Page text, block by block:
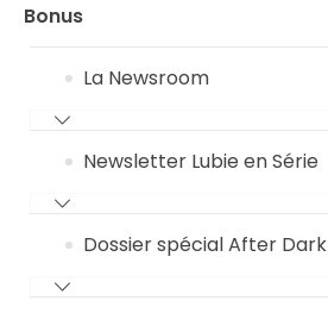
Bonus
La Newsroom
Newsletter Lubie en Série
Dossier spécial After Dark